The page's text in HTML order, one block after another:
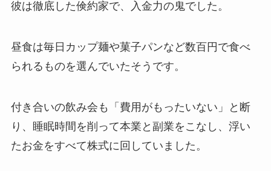
彼は徹底した倹約家で、入金力の鬼でした。
昼食は毎日カップ麺や菓子パンなど数百円で食べ
られるものを選んでいたそうです。
付き合いの飲み会も「費用がもったいない」と断
り、睡眠時間を削って本業と副業をこなし、浮い
たお金をすべて株式に回していました。